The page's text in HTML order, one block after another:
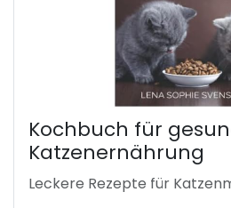
Kochbuch für
Katzenernährung
Leckere Rezepte für